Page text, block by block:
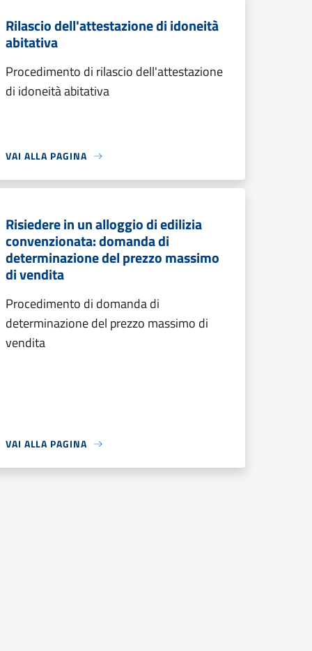
Rilascio dell'attestazione di idoneità
abitativa
Procedimento di rilascio dell'attestazione
di idoneità abitativa
VAI ALLA PAGINA
Risiedere in un alloggio di edilizia
convenzionata: domanda di
determinazione del prezzo massimo
di vendita
Procedimento di domanda di
determinazione del prezzo massimo di
vendita
VAI ALLA PAGINA